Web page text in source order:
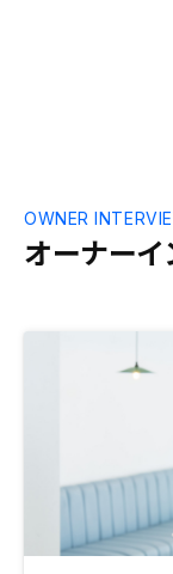
し下げて、利
オーナーイ
OWNER